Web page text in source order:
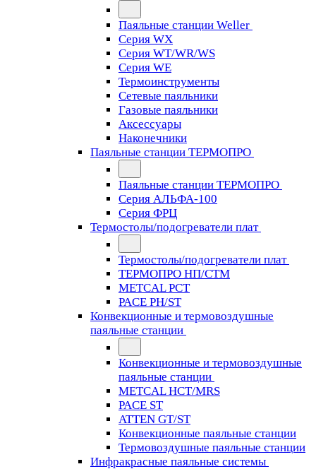
Паяльные станции Weller
Серия WX
Серия WT/WR/WS
Серия WE
Термоинструменты
Сетевые паяльники
Газовые паяльники
Аксессуары
Наконечники
Паяльные станции ТЕРМОПРО
Паяльные станции ТЕРМОПРО
Серия АЛЬФА-100
Серия ФРЦ
Термостолы/подогреватели плат
Термостолы/подогреватели плат
ТЕРМОПРО НП/СТМ
METCAL PCT
PACE PH/ST
Конвекционные и термовоздушные
паяльные станции
Конвекционные и термовоздушные
паяльные станции
METCAL HCT/MRS
PACE ST
ATTEN GT/ST
Конвекционные паяльные станции
Термовоздушные паяльные станции
Инфракрасные паяльные системы